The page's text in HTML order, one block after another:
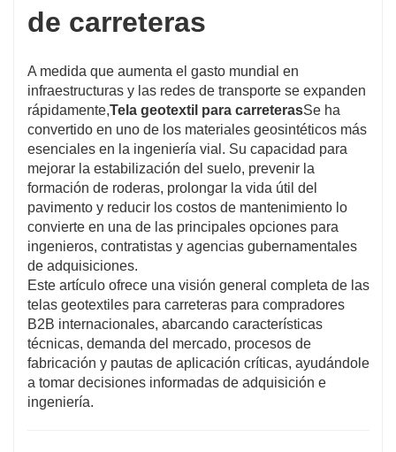
de carreteras
A medida que aumenta el gasto mundial en
infraestructuras y las redes de transporte se expanden
rápidamente,Tela geotextil para carreterasSe ha
convertido en uno de los materiales geosintéticos más
esenciales en la ingeniería vial. Su capacidad para
mejorar la estabilización del suelo, prevenir la
formación de roderas, prolongar la vida útil del
pavimento y reducir los costos de mantenimiento lo
convierte en una de las principales opciones para
ingenieros, contratistas y agencias gubernamentales
de adquisiciones.
Este artículo ofrece una visión general completa de las
telas geotextiles para carreteras para compradores
B2B internacionales, abarcando características
técnicas, demanda del mercado, procesos de
fabricación y pautas de aplicación críticas, ayudándole
a tomar decisiones informadas de adquisición e
ingeniería.